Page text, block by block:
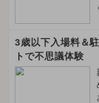
3歳以下入場料＆
トで不思議体験